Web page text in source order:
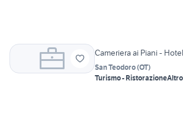
Cameriera ai Piani -
San Teodoro(OT)
Turismo - RistorazioneAltro